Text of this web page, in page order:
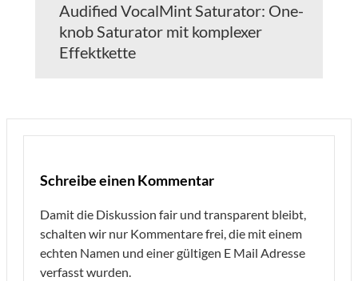
Audified VocalMint Saturator: One-
knob Saturator mit komplexer
Effektkette
Schreibe einen Kommentar
Damit die Diskussion fair und transparent bleibt,
schalten wir nur Kommentare frei, die mit einem
echten Namen und einer gültigen E Mail Adresse
verfasst wurden.